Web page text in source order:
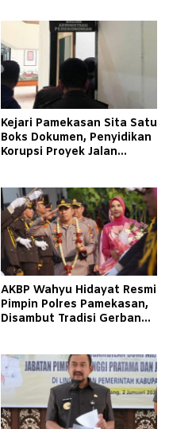
Kejari Pamekasan Sita Satu
Boks Dokumen, Penyidikan
Korupsi Proyek Jalan
AKBP Wahyu Hidayat Resmi
Pimpin Polres Pamekasan,
Disambut Tradisi Gerbang